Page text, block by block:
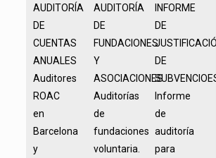
AUDITORÍA
DE
CUENTAS
ANUALES
Auditores
ROAC
en
Barcelona
y
AUDITORÍA
DE
FUNDACIONES
Y
ASOCIACIONES
Auditorías
de
fundaciones
voluntaria.
INFORME
DE
DE
Informe
de
auditoría
para